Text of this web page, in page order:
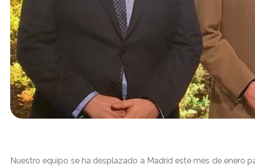
Nuestro equipo se ha desplazado a Madrid este mes de enero